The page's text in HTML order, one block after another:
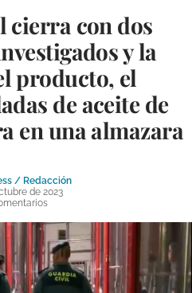
cierra con dos
y la
producto, el
de aceite de
en una almazara
/ Redacción
de 2023